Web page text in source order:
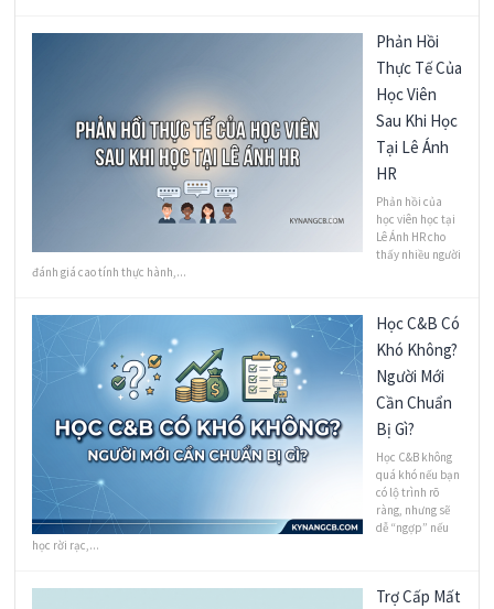
Phản Hồi
Thực Tế Của
Học Viên
Sau Khi Học
Tại Lê Ánh
HR
Phản hồi của
học viên học tại
Lê Ánh HR cho
thấy nhiều người
đánh giá cao tính thực hành,...
Học C&B Có
Khó Không?
Người Mới
Cần Chuẩn
Bị Gì?
Học C&B không
quá khó nếu bạn
có lộ trình rõ
ràng, nhưng sẽ
dễ “ngợp” nếu
học rời rạc,...
Trợ Cấp Mất